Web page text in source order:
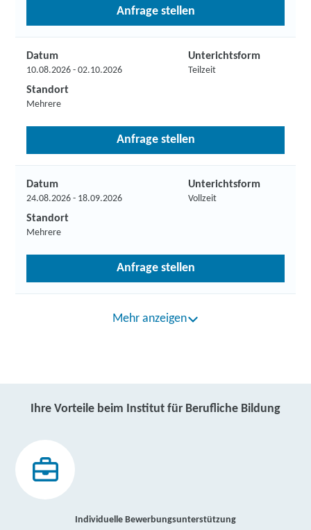
Anfrage stellen
Datum
10.08.2026 - 02.10.2026
Unterichtsform
Teilzeit
Standort
Mehrere
Anfrage stellen
Datum
24.08.2026 - 18.09.2026
Unterichtsform
Vollzeit
Standort
Mehrere
Anfrage stellen
Mehr anzeigen
Ihre Vorteile beim Institut für Berufliche Bildung
Individuelle Bewerbungsunterstützung